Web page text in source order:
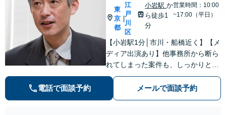
東
京
都
江
戸
川
区
小岩駅か
ら徒歩1
分
営業時間：10:00
~17:00（平日）
【小岩駅1分│市川・船橋近く】【メ
ディア出演あり】他事務所から断ら
れてしまった案件も、しっかりと面
談し、法的アドバイスをいたします
【解決実績約1000件】豊富な離婚調
停・裁判実績あり【不動産業界出
電話で面談予約 メールで面談予約